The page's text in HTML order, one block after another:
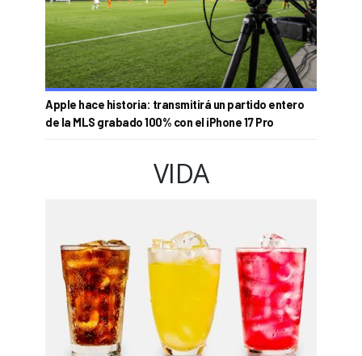
Apple hace historia: transmitirá un partido entero
de la MLS grabado 100% con el iPhone 17 Pro
VIDA